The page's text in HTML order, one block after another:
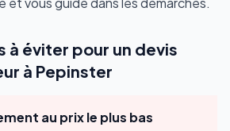
à éviter pour un devis
à Pepinster
au prix le plus bas